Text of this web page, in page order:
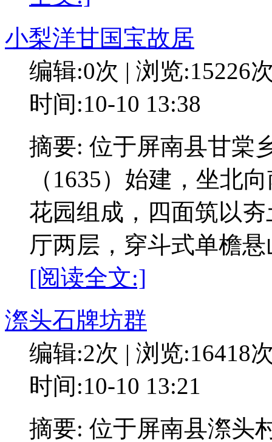
小梨洋甘国宝故居
编辑:0次 | 浏览:15226
时间:10-10 13:38
摘要: 位于屏南县甘棠
（1635）始建，坐北
花园组成，四面筑以
厅两层，穿斗式单檐
[阅读全文:]
漈头石牌坊群
编辑:2次 | 浏览:16418
时间:10-10 13:21
摘要: 位于屏南县漈头